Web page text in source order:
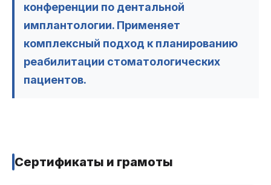
конференции по дентальной
имплантологии. Применяет
комплексный подход к планированию
реабилитации стоматологических
пациентов.
Сертификаты и грамоты